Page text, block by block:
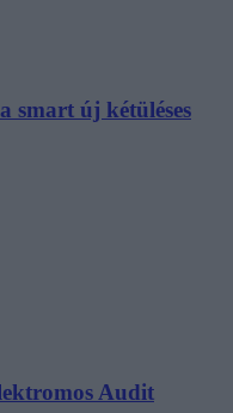
smart új kétüléses
Audit